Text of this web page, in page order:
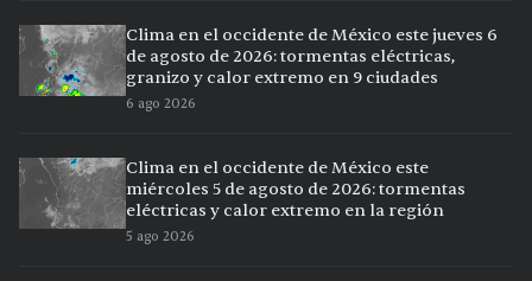
Clima en el occidente de México este jueves 6
de agosto de 2026: tormentas eléctricas,
granizo y calor extremo en 9 ciudades
6 ago 2026
Clima en el occidente de México este
miércoles 5 de agosto de 2026: tormentas
eléctricas y calor extremo en la región
5 ago 2026